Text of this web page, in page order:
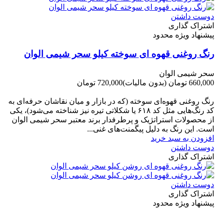
دوست داشتن
اشتراک گذاری
پیشنهاد ویژه محدود
رنگ روغنی قهوه ای سوخته کیلو سحر شیمی الوان
سحر شیمی الوان
660,000 تومان
(بدون مالیات)720,000 تومان
رنگ روغنی قهوه‌ای سوخته (که در بازار و میان نقاشان حرفه‌ای به
کد رنگ‌هایی مثل کد ۶۱۸ یا شکلاتی تیره نیز شناخته می‌شود)، یکی
از محصولات استراتژیک و پرطرفدار برند معتبر سحر شیمی الوان
است. این رنگ به دلیل پیگمنت‌های غنی...
افزودن به سبد خرید
دوست داشتن
اشتراک گذاری
دوست داشتن
اشتراک گذاری
پیشنهاد ویژه محدود